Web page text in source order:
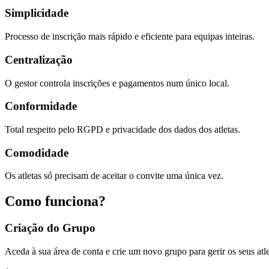
Simplicidade
Processo de inscrição mais rápido e eficiente para equipas inteiras.
Centralização
O gestor controla inscrições e pagamentos num único local.
Conformidade
Total respeito pelo RGPD e privacidade dos dados dos atletas.
Comodidade
Os atletas só precisam de aceitar o convite uma única vez.
Como funciona?
Criação do Grupo
Aceda à sua área de conta e crie um novo grupo para gerir os seus